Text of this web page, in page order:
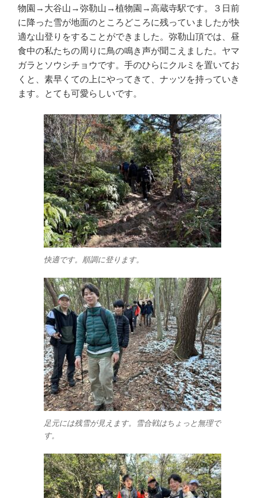
物園→大谷山→弥勒山→植物園→高蔵寺駅です。３日前
に降った雪が地面のところどころに残っていましたが快
適な山登りをすることができました。弥勒山頂では、昼
食中の私たちの周りに鳥の鳴き声が聞こえました。ヤマ
ガラとソウシチョウです。手のひらにクルミを置いてお
くと、素早くての上にやってきて、ナッツを持っていき
ます。とても可愛らしいです。
快適です。順調に登ります。
足元には残雪が見えます。雪合戦はちょっと無理で
す。